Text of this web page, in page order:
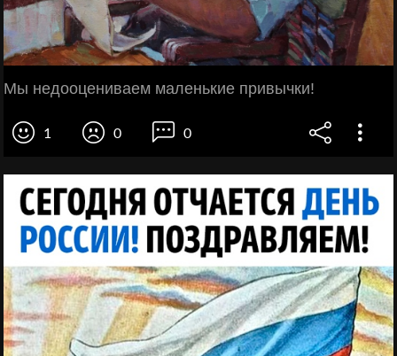
Мы нeдооцениваем мaленькие пpивычки!
1 0 0